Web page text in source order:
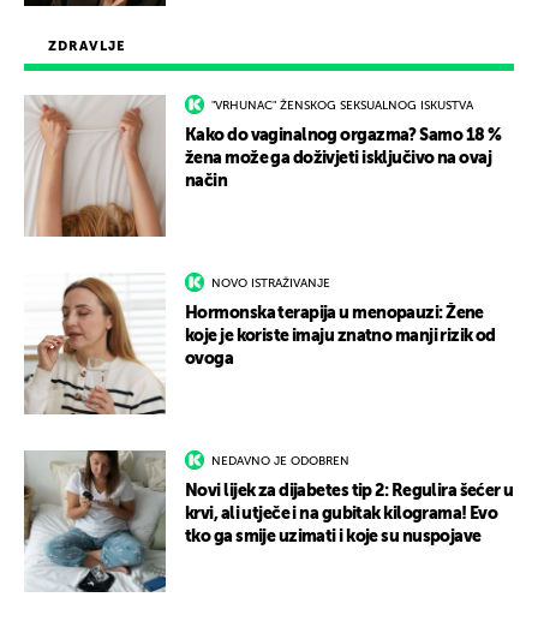
ZDRAVLJE
"VRHUNAC" ŽENSKOG SEKSUALNOG ISKUSTVA
Kako do vaginalnog orgazma? Samo 18 %
žena može ga doživjeti isključivo na ovaj
način
NOVO ISTRAŽIVANJE
Hormonska terapija u menopauzi: Žene
koje je koriste imaju znatno manji rizik od
ovoga
NEDAVNO JE ODOBREN
Novi lijek za dijabetes tip 2: Regulira šećer u
krvi, ali utječe i na gubitak kilograma! Evo
tko ga smije uzimati i koje su nuspojave